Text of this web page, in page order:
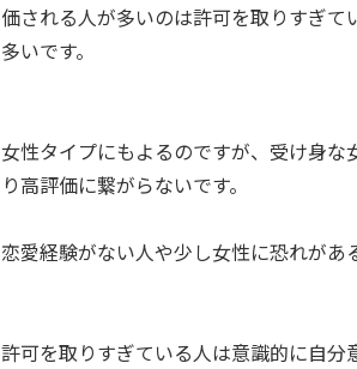
価される人が多いのは許可を取りすぎ
多いです。
女性タイプにもよるのですが、受け身
り高評価に繋がらないです。
恋愛経験がない人や少し女性に恐れがあ
許可を取りすぎている人は意識的に自分